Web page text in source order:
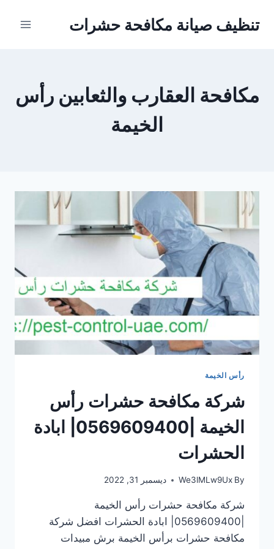
تنظيف صيانة مكافحة حشرات
مكافحة العقارب والثعابين رأس
الخيمة
رأس الخيمة
شركة مكافحة حشرات رأس
الخيمة |0569609400| ابادة
الحشرات
By
We3lMLw9Ux ديسمبر 31, 2022
شركة مكافحة حشرات رأس الخيمة
|0569609400| ابادة الحشرات افضل شركة
مكافحة حشرات برأس الخيمة برش مبيدات